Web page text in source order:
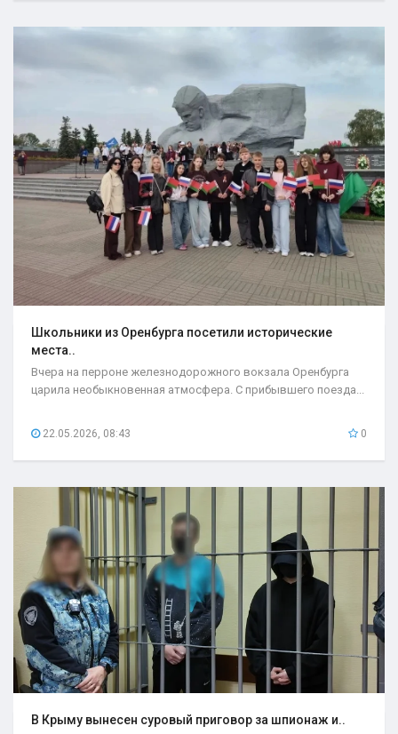
Школьники из Оренбурга посетили исторические
места..
Вчера на перроне железнодорожного вокзала Оренбурга
царила необыкновенная атмосфера. С прибывшего поезда...
22.05.2026, 08:43 0
В Крыму вынесен суровый приговор за шпионаж и..